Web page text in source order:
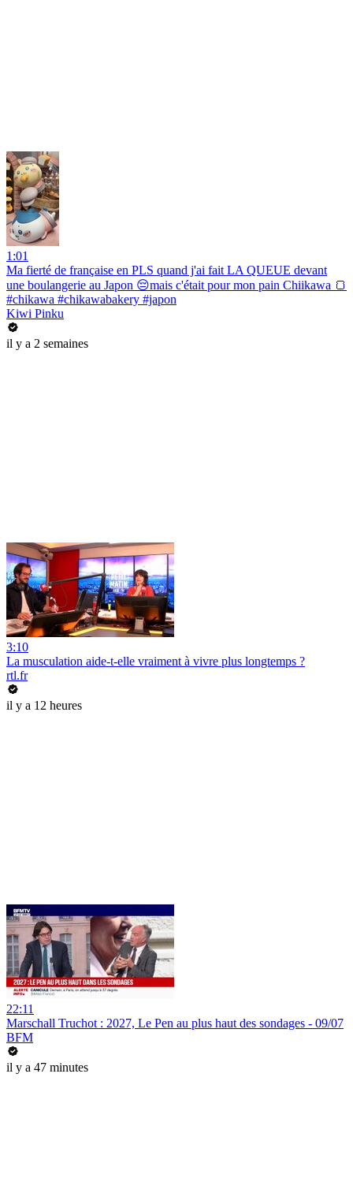
1:01
Ma fierté de française en PLS quand j'ai fait LA QUEUE devant
une boulangerie au Japon 😔mais c'était pour mon pain Chiikawa 🍞
#chikawa #chikawabakery #japon
Kiwi Pinku
il y a 2 semaines
3:10
La musculation aide-t-elle vraiment à vivre plus longtemps ?
rtl.fr
il y a 12 heures
22:11
Marschall Truchot : 2027, Le Pen au plus haut des sondages - 09/07
BFM
il y a 47 minutes